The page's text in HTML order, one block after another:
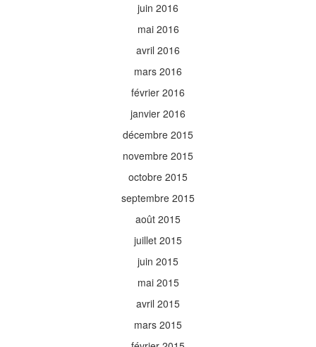
juin 2016
mai 2016
avril 2016
mars 2016
février 2016
janvier 2016
décembre 2015
novembre 2015
octobre 2015
septembre 2015
août 2015
juillet 2015
juin 2015
mai 2015
avril 2015
mars 2015